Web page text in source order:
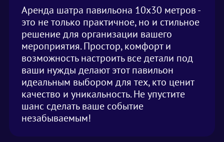
Аренда шатра павильона 10x30 метров -
это не только практичное, но и стильное
решение для организации вашего
мероприятия. Простор, комфорт и
возможность настроить все детали под
ваши нужды делают этот павильон
идеальным выбором для тех, кто ценит
качество и уникальность. Не упустите
шанс сделать ваше событие
незабываемым!